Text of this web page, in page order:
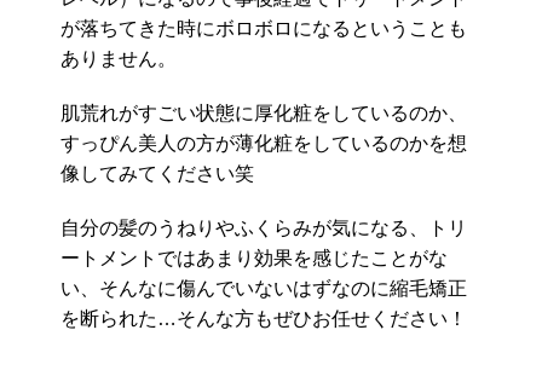
が落ちてきた時にボロボロになるということも
ありません。
肌荒れがすごい状態に厚化粧をしているのか、
すっぴん美人の方が薄化粧をしているのかを想
像してみてください笑
自分の髪のうねりやふくらみが気になる、トリ
ートメントではあまり効果を感じたことがな
い、そんなに傷んでいないはずなのに縮毛矯正
を断られた…そんな方もぜひお任せください！